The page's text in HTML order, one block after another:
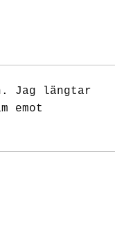
Jag längtar
emot